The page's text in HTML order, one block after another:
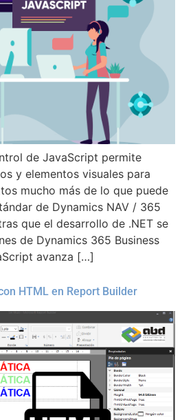
de JavaScript permite
y elementos visuales para
mucho más de lo que puede
de Dynamics NAV / 365
que el desarrollo de .NET se
de Dynamics 365 Business
avanza […]
HTML en Report Builder